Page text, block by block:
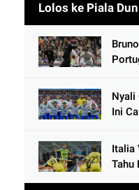
Lolos ke Piala
Nyali
Ini
Italia
Tahu